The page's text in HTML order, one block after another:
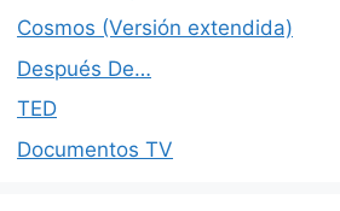
Cosmos (Versión extendida)
Después De…
TED
Documentos TV